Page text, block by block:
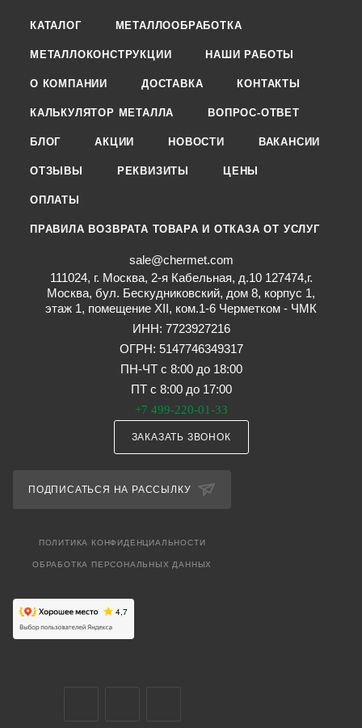
КАТАЛОГ МЕТАЛЛООБРАБОТКА
МЕТАЛЛОКОНСТРУКЦИИ НАШИ РАБОТЫ
О КОМПАНИИ ДОСТАВКА КОНТАКТЫ
КАЛЬКУЛЯТОР МЕТАЛЛА ВОПРОС-ОТВЕТ
БЛОГ АКЦИИ НОВОСТИ ВАКАНСИИ
ОТЗЫВЫ РЕКВИЗИТЫ ЦЕНЫ
ОПЛАТЫ
ПРАВИЛА ВОЗВРАТА ТОВАРА И ОТКАЗА ОТ УСЛУГ
sale@chermet.com
111024, г. Москва, 2-я Кабельная, д.10 127474,г.
Москва, бул. Бескудниковский, дом 8, корпус 1,
этаж 1, помещение XII, ком.1-6 Черметком - ЧМК
ИНН: 7723927216
ОГРН: 5147746349317
ПН-ЧТ с 8:00 до 18:00
ПТ с 8:00 до 17:00
+7 499-220-01-33
ЗАКАЗАТЬ ЗВОНОК
ПОДПИСАТЬСЯ НА РАССЫЛКУ
ПОЛИТИКА КОНФИДЕНЦИАЛЬНОСТИ
ОБРАБОТКА ПЕРСОНАЛЬНЫХ ДАННЫХ